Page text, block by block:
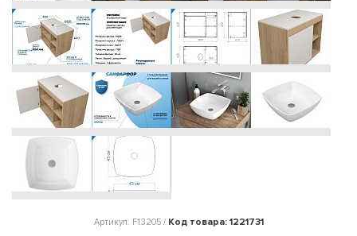
Артикул: F13205 / Код товара: 1221731